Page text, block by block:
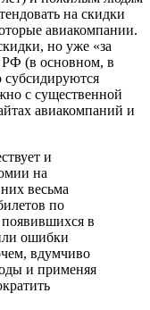
на скидки
авиакомпании.
но уже «за
РФ (в основном, в
с существенной
авиакомпаний и
на
весьма
по
в
ошибки
вдумчиво
и применяя